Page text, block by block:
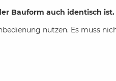
Bauform auch identisch ist.
nutzen. Es muss